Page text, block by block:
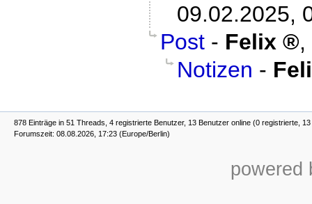
09.02.2025,
Post - Felix
,
Notizen -
878 Einträge in 51 Threads, 4 registrierte Benutzer, 13 Benutzer online (0 registrierte,
Forumszeit: 08.08.2026, 17:23 (Europe/Berlin)
powered